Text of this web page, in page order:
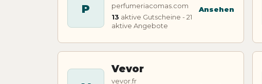
P
perfumeriacomas.com
13 aktive Gutscheine - 21
aktive Angebote
Ansehen
Vevor
vevor.fr